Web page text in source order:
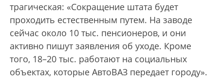
трагическая: «Сокращение штата будет
проходить естественным путем. На заводе
сейчас около 10 тыс. пенсионеров, и они
активно пишут заявления об уходе. Кроме
того, 18–20 тыс. работают на социальных
объектах, которые АвтоВАЗ передает городу».